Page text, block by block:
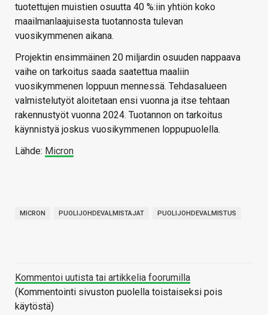
tuotettujen muistien osuutta 40 %:iin yhtiön koko
maailmanlaajuisesta tuotannosta tulevan
vuosikymmenen aikana.
Projektin ensimmäinen 20 miljardin osuuden nappaava
vaihe on tarkoitus saada saatettua maaliin
vuosikymmenen loppuun mennessä. Tehdasalueen
valmistelutyöt aloitetaan ensi vuonna ja itse tehtaan
rakennustyöt vuonna 2024. Tuotannon on tarkoitus
käynnistyä joskus vuosikymmenen loppupuolella.
Lähde: Micron
MICRON PUOLIJOHDEVALMISTAJAT PUOLIJOHDEVALMISTUS
Kommentoi uutista tai artikkelia foorumilla
(Kommentointi sivuston puolella toistaiseksi pois
käytöstä)